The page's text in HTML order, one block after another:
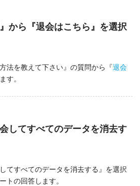
から『退会はこちら』を選択
法を教えて下さい』の質問から『退会
す。
してすべてのデータを消去す
てすべてのデータを消去する』を選択
トの回答します。